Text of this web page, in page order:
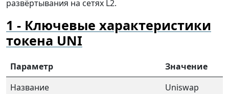
развёртывания на сетях L2.
Ключевые характеристики
токена UNI
Параметр
Значение
Название
Uniswap